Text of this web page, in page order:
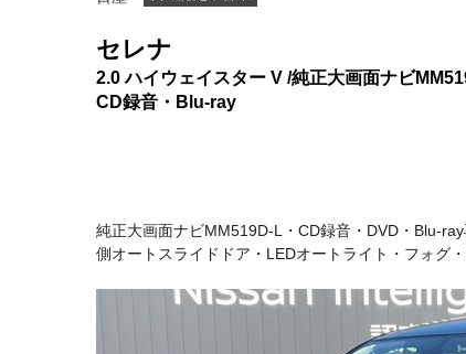
セレナ
2.0 ハイウェイスター V /純正大画面ナビ
CD録音・Blu-ray
純正大画面ナビMM519D-L・CD録音・DVD・Blu-
側オートスライドドア・LEDオートライト・フォグ